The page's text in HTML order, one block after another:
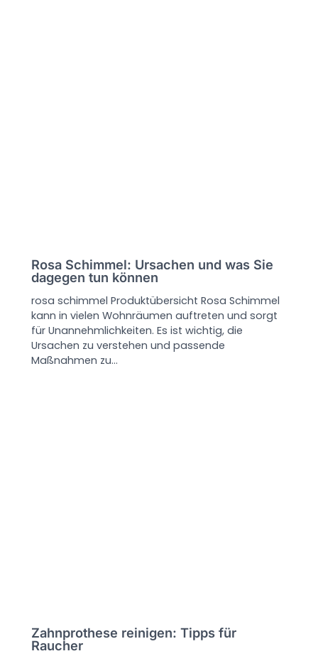
Rosa Schimmel: Ursachen und was Sie
dagegen tun können
rosa schimmel Produktübersicht Rosa Schimmel
kann in vielen Wohnräumen auftreten und sorgt
für Unannehmlichkeiten. Es ist wichtig, die
Ursachen zu verstehen und passende
Maßnahmen zu…
Zahnprothese reinigen: Tipps für
Raucher